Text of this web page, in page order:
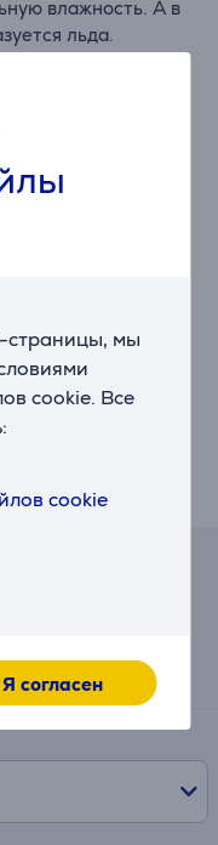
страницы, мы
cookie. Все
cookie
Я согласен
влажность. А в
льда.
КОМПРЕССОР
спокойствие
на компрессор.
могли бы
при
КАСАНИЕМ
функцией
дисплей
их